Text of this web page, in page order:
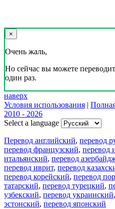
×
Очень жаль,
Но сейчас вы можете
один раз.
наверх
Условия использования |
2010 - 2026
Select a language
Перевод английский, перевод
перевод французский, перевод
итальянский, перевод
перевод иврит, перевод
перевод корейский, перевод
татарский, перевод турецкий,
узбекский, перевод украинский,
эстонский, перевод японский